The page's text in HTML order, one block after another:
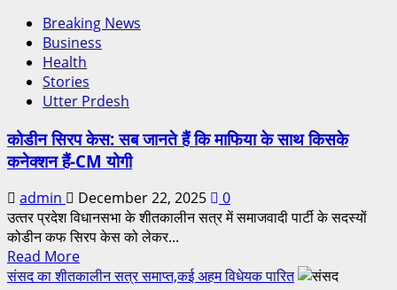
Breaking News
Business
Health
Stories
Utter Prdesh
कोडीन सिरप केस: सब जानते हैं कि माफिया के साथ किसके
कनेक्शन हैं-CM योगी
admin December 22, 2025
0
उत्‍तर प्रदेश विधानसभा के शीतकालीन सत्र में समाजवादी पार्टी के सदस्यों
कोडीन कफ सिरप केस को लेकर...
Read More
संसद का शीतकालीन सत्र समाप्त,कई अहम विधेयक पारित